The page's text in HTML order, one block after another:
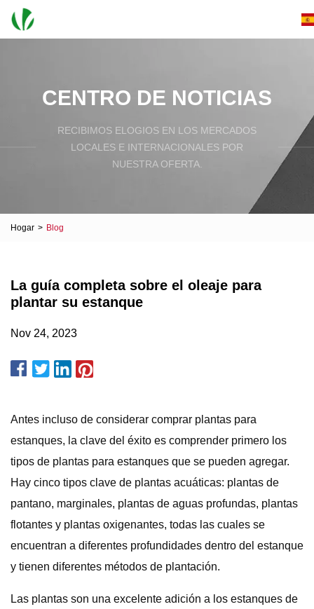
CENTRO DE NOTICIAS
RECIBIMOS ELOGIOS EN LOS MERCADOS
LOCALES E INTERNACIONALES POR
NUESTRA OFERTA.
Hogar > Blog
La guía completa sobre el oleaje para
plantar su estanque
Nov 24, 2023
Antes incluso de considerar comprar plantas para
estanques, la clave del éxito es comprender primero los
tipos de plantas para estanques que se pueden agregar.
Hay cinco tipos clave de plantas acuáticas: plantas de
pantano, marginales, plantas de aguas profundas, plantas
flotantes y plantas oxigenantes, todas las cuales se
encuentran a diferentes profundidades dentro del estanque
y tienen diferentes métodos de plantación.
Las plantas son una excelente adición a los estanques de